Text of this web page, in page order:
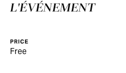
L'ÉVÉNEMENT
PRICE
Free